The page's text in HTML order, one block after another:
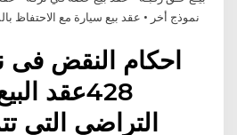
نموذج أخر • عقد بيع سيارة مع الاحتفاظ
احكام النقض فى
428عقد
التراضي التي